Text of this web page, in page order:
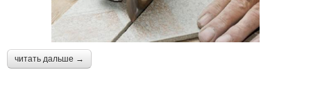
читать дальше →